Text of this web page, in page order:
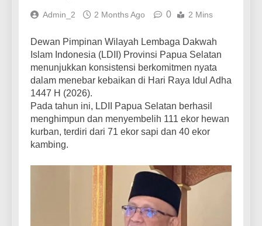
Admin_2 2 Months Ago 0 2 Mins
Dewan Pimpinan Wilayah Lembaga Dakwah
Islam Indonesia (LDII) Provinsi Papua Selatan
menunjukkan konsistensi berkomitmen nyata
dalam menebar kebaikan di Hari Raya Idul Adha
1447 H (2026).
Pada tahun ini, LDII Papua Selatan berhasil
menghimpun dan menyembelih 111 ekor hewan
kurban, terdiri dari 71 ekor sapi dan 40 ekor
kambing.